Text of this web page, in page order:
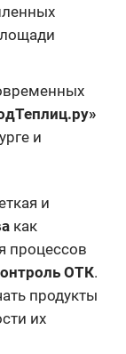
и
и
как
процессов
ОТК.
продукты
их